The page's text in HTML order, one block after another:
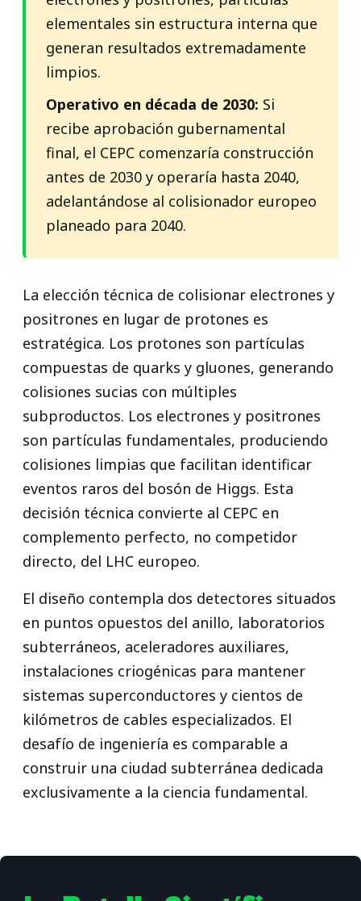
elementales sin estructura interna que
generan resultados extremadamente
limpios.
Operativo en década de 2030: Si
recibe aprobación gubernamental
final, el CEPC comenzaría construcción
antes de 2030 y operaría hasta 2040,
adelantándose al colisionador europeo
planeado para 2040.
La elección técnica de colisionar electrones y
positrones en lugar de protones es
estratégica. Los protones son partículas
compuestas de quarks y gluones, generando
colisiones sucias con múltiples
subproductos. Los electrones y positrones
son partículas fundamentales, produciendo
colisiones limpias que facilitan identificar
eventos raros del bosón de Higgs. Esta
decisión técnica convierte al CEPC en
complemento perfecto, no competidor
directo, del LHC europeo.
El diseño contempla dos detectores situados
en puntos opuestos del anillo, laboratorios
subterráneos, aceleradores auxiliares,
instalaciones criogénicas para mantener
sistemas superconductores y cientos de
kilómetros de cables especializados. El
desafío de ingeniería es comparable a
construir una ciudad subterránea dedicada
exclusivamente a la ciencia fundamental.